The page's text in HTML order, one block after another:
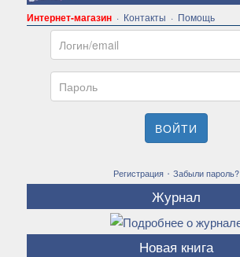
Интернет-магазин· Контакты · Помощь
Email
Пароль
ВОЙТИ
Регистрация· Забыли пароль?
Журнал
Новая книга